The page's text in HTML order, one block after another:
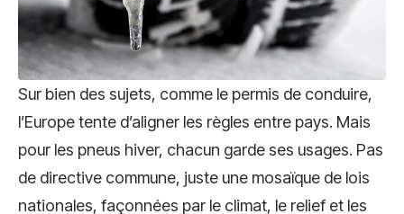
Sur bien des sujets, comme le permis de conduire,
l’Europe tente d’aligner les règles entre pays. Mais
pour les pneus hiver, chacun garde ses usages. Pas
de directive commune, juste une mosaïque de lois
nationales, façonnées par le climat, le relief et les